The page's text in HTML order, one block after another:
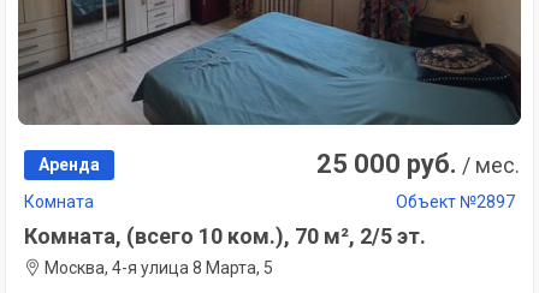
Аренда 25 000 руб. / мес.
Комната Объект №2897
Комната, (всего 10 ком.), 70 м², 2/5 эт.
Москва, 4-я улица 8 Марта, 5